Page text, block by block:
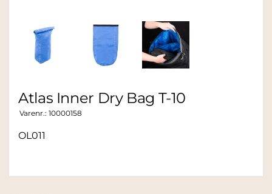
Atlas Inner Dry Bag T-10
Varenr.: 10000158
OL011